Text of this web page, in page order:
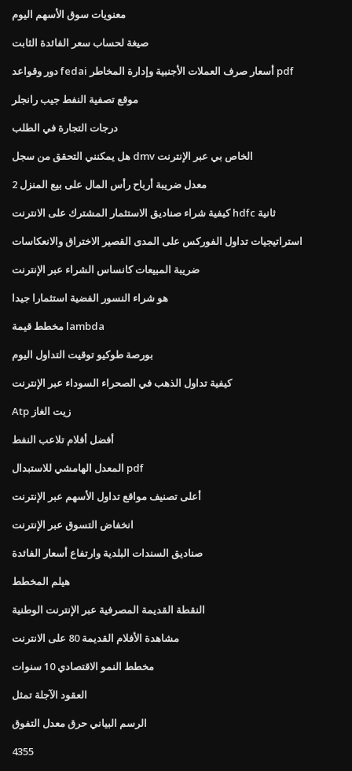
معنويات سوق الأسهم اليوم
صيغة لحساب سعر الفائدة الثابت
دور وقواعد fedai أسعار صرف العملات الأجنبية وإدارة المخاطر pdf
موقع تصفية النفط جيب رانجلر
درجات التجارة في الطلب
هل يمكنني التحقق من سجل dmv الخاص بي عبر الإنترنت
معدل ضريبة أرباح رأس المال على بيع المنزل 2
كيفية شراء صناديق الاستثمار المشترك على الانترنت hdfc ثانية
استراتيجيات تداول الفوركس على المدى القصير الاختراق والانعكاسات
ضريبة المبيعات كانساس الشراء عبر الإنترنت
هو شراء النسور الفضية استثمارا جيدا
مخطط قيمة lambda
بورصة طوكيو توقيت التداول اليوم
كيفية تداول الذهب في الصحراء السوداء عبر الإنترنت
Atp زيت الغاز
أفضل أفلام تلاعب النفط
المعدل الهامشي للاستبدال pdf
أعلى تصنيف مواقع تداول الأسهم عبر الإنترنت
انخفاض التسوق عبر الإنترنت
صناديق السندات البلدية وارتفاع أسعار الفائدة
هيلم المخطط
النقطة القديمة المصرفية عبر الإنترنت الوطنية
مشاهدة الأفلام القديمة 80 على الانترنت
مخطط النمو الاقتصادي 10 سنوات
العقود الآجلة تمثل
الرسم البياني حرق معدل التفوق
4355